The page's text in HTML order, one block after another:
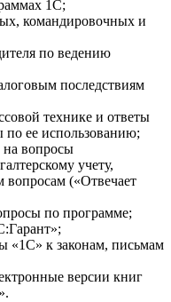
1С;
командировочных и
по ведению
последствиям
технике и ответы
по ее использованию;
на вопросы
учету,
(«Отвечает
по программе;
«1С» к законам, письмам
версии книг